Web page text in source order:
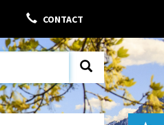
CONTACT